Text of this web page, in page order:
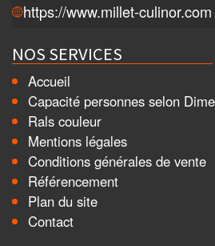
https://www.millet-culinor.com
NOS SERVICES
Accueil
Capacité personnes selon
Rals couleur
Mentions légales
Conditions générales de vente
Référencement
Plan du site
Contact